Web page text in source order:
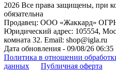
2026 Все права защищены, при
обязательна
Продавец: ООО «Жаккард»
Юридический адрес: 105554,
комната 32. Email: shop@igla.ru
Дата обновления - 09/08/26 06:35
Политика в отношении
данных
Публичная оферта